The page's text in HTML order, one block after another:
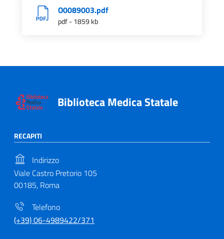
O0089003.pdf
pdf - 1859 kb
Biblioteca Medica Statale
RECAPITI
Indirizzo
Viale Castro Pretorio 105
00185, Roma
Telefono
(+39) 06-4989422/371